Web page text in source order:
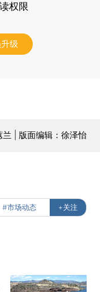
权限
级
兰 | 版面编辑：徐泽怡
#市场动态 +关注